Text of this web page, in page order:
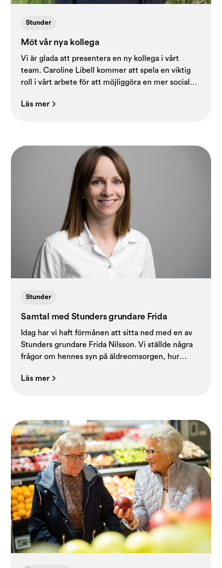
Stunder
Möt vår nya kollega
Vi är glada att presentera en ny kollega i vårt
team. Caroline Libell kommer att spela en viktig
roll i vårt arbete för att möjliggöra en mer social
Läs mer
Stunder
Samtal med Stunders grundare Frida
Idag har vi haft förmånen att sitta ned med en av
Stunders grundare Frida Nilsson. Vi ställde några
frågor om hennes syn på äldreomsorgen, hur
Läs mer